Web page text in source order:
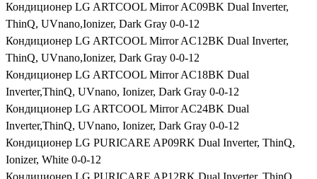
Кондиционер LG ARTCOOL Mirror AC09BK Dual Inverter,
ThinQ, UVnano,Ionizer, Dark Gray 0-0-12
Кондиционер LG ARTCOOL Mirror AC12BK Dual Inverter,
ThinQ, UVnano,Ionizer, Dark Gray 0-0-12
Кондиционер LG ARTCOOL Mirror AC18BK Dual
Inverter,ThinQ, UVnano, Ionizer, Dark Gray 0-0-12
Кондиционер LG ARTCOOL Mirror AC24BK Dual
Inverter,ThinQ, UVnano, Ionizer, Dark Gray 0-0-12
Кондиционер LG PURICARE AP09RK Dual Inverter, ThinQ,
Ionizer, White 0-0-12